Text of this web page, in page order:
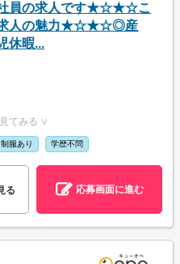
員の求人です★☆★☆こ
求人の魅力★☆★☆◎産
休暇...
てみる ∨
制服あり 学歴不問
る 応募画面に進む